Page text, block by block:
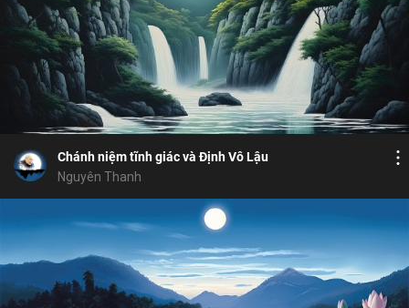
chánh niệm tĩnh giác nhiếp tâm minh
16
Chánh niệm tĩnh giác và Định Vô Lậu
Nguyên Thanh
Bỏ chọn
Bỏ chọn
Bình luận
Lưu
Chia sẻ
Bỏ chọn